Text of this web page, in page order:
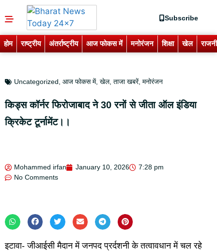
Subscribe
होम राष्ट्रीय अंतर्राष्ट्रीय आज फोकस में मनोरंजन शिक्षा खेल
Uncategorized आज फोकस में, खेल, ताजा खबरें, मनोरंजन
किड्स कॉर्नर फिरोजाबाद ने 30 रनों से जीता ऑल इंडिया
क्रिकेट टूर्नामेंट।।
Mohammed irfan January 10, 2026
7:28 pm
No Comments
इटावा- जीआईसी मैदान में जनपद प्रर्दशनी के तत्वावधान में चल रहे